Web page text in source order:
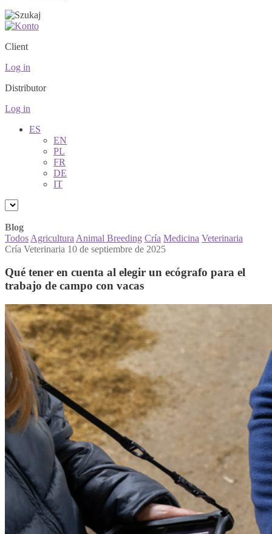
Client
Log in
Distributor
Log in
ES
EN
PL
FR
DE
IT
Blog
Todos Agricultura Animal Breeding Cría Medicina Veterinaria
Cría Veterinaria 10 de septiembre de 2025
Qué tener en cuenta al elegir un ecógrafo para el
trabajo de campo con vacas